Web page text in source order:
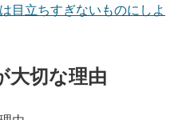
目立ちすぎないものにしよ
大切な理由